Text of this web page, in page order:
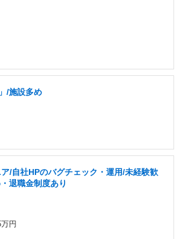
/施設多め
/自社HPのバグチェック・運用/未経験歓
退職金制度あり
円